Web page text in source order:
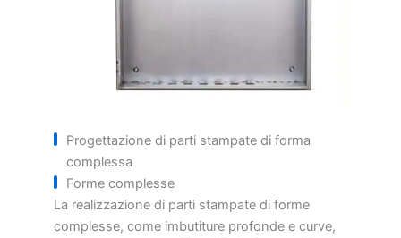
Progettazione di parti stampate di forma
complessa
Forme complesse
La realizzazione di parti stampate di forme
complesse, come imbutiture profonde e curve,